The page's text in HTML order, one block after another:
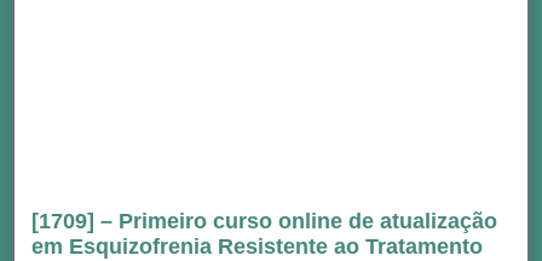
[1709] – Primeiro curso online de atualização
em Esquizofrenia Resistente ao Tratamento